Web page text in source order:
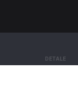
DETALE